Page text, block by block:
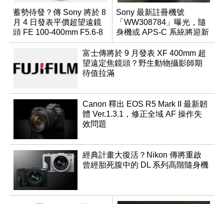
蓄勢待發？傳 Sony 將於 8
月 4 日發表平價超望遠鏡
頭 FE 100-400mm F5.6-8
Sony 最新註冊機號
「WW308784」曝光，隨
身機或 APS-C 系統將迎新
成員？
富士傳將於 9 月發表 XF 400mm 超
望遠定焦鏡頭？野生動物攝影師期
待值拉滿
Canon 釋出 EOS R5 Mark II 最新韌
體 Ver.1.3.1，修正全域 AF 操作失
效問題
經典計畫大復活？Nikon 傳將重啟
曾經胎死腹中的 DL 系列高階隨身機